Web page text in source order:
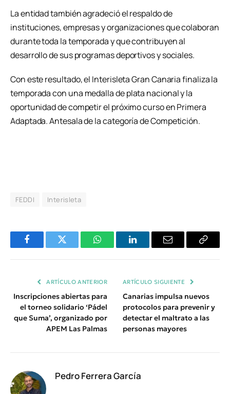
La entidad también agradeció el respaldo de
instituciones, empresas y organizaciones que colaboran
durante toda la temporada y que contribuyen al
desarrollo de sus programas deportivos y sociales.
Con este resultado, el Interisleta Gran Canaria finaliza la
temporada con una medalla de plata nacional y la
oportunidad de competir el próximo curso en Primera
Adaptada. Antesala de la categoría de Competición.
FEDDI Interisleta
FacebookTwitter WhatsAppLinkedInEmail
Copiar
ARTÍCULO ANTERIOR
Inscripciones abiertas para
el torneo solidario ‘Pádel
que Suma’, organizado por
APEM Las Palmas
ARTÍCULO SIGUIENTE
Canarias impulsa nuevos
protocolos para prevenir y
detectar el maltrato a las
personas mayores
Pedro Ferrera García